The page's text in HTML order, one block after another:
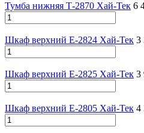
Тумба нижняя Т-2870 Хай-Тек 6
Шкаф верхний Е-2824 Хай-Тек 3
Шкаф верхний Е-2825 Хай-Тек 3
Шкаф верхний Е-2805 Хай-Тек 4